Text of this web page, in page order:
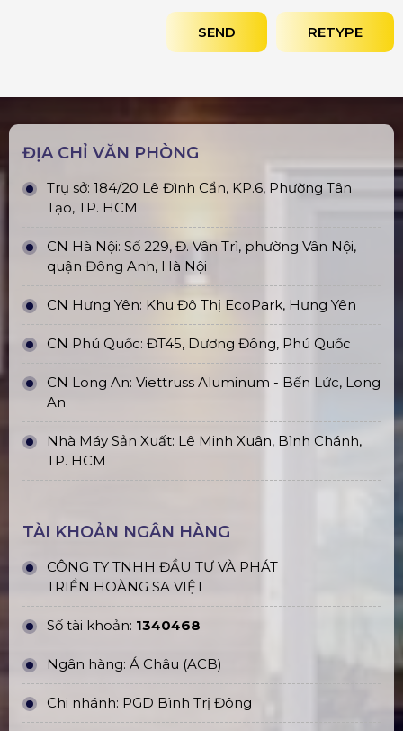
RETYPE
SEND
ĐỊA CHỈ VĂN PHÒNG
Trụ sở: 184/20 Lê Đình Cẩn, KP.6, Phường Tân
Tạo, TP. HCM
CN Hà Nội: Số 229, Đ. Vân Trì, phường Vân Nội,
quận Đông Anh, Hà Nội
CN Hưng Yên: Khu Đô Thị EcoPark, Hưng Yên
CN Phú Quốc: ĐT45, Dương Đông, Phú Quốc
CN Long An: Viettruss Aluminum - Bến Lức, Long
An
Nhà Máy Sản Xuất: Lê Minh Xuân, Bình Chánh,
TP. HCM
TÀI KHOẢN NGÂN HÀNG
CÔNG TY TNHH ĐẦU TƯ VÀ PHÁT
TRIỂN HOÀNG SA VIỆT
Số tài khoản: 1340468
Ngân hàng: Á Châu (ACB)
Chi nhánh: PGD Bình Trị Đông